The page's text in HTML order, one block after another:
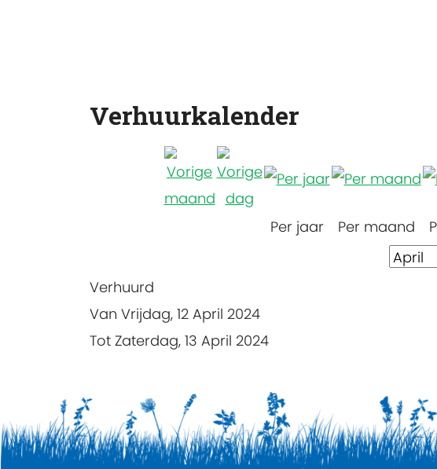
Verhuurkalender
Per jaar Per maand
Verhuurd
Van Vrijdag, 12 April 2024
Tot Zaterdag, 13 April 2024